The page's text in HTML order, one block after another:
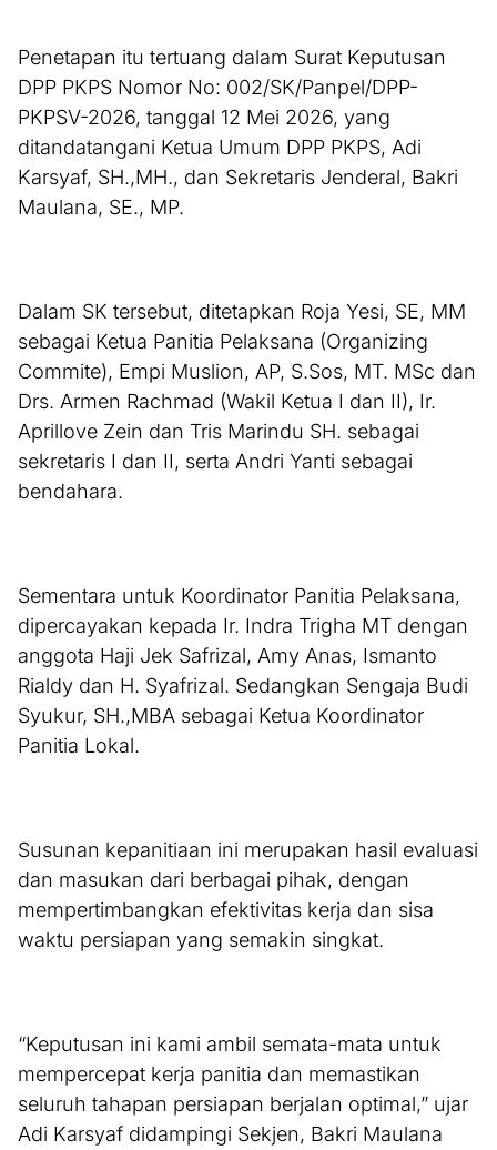
Penetapan itu tertuang dalam Surat Keputusan
DPP PKPS Nomor No: 002/SK/Panpel/DPP-
PKPSV-2026, tanggal 12 Mei 2026, yang
ditandatangani Ketua Umum DPP PKPS, Adi
Karsyaf, SH.,MH., dan Sekretaris Jenderal, Bakri
Maulana, SE., MP.
Dalam SK tersebut, ditetapkan Roja Yesi, SE, MM
sebagai Ketua Panitia Pelaksana (Organizing
Commite), Empi Muslion, AP, S.Sos, MT. MSc dan
Drs. Armen Rachmad (Wakil Ketua I dan II), Ir.
Aprillove Zein dan Tris Marindu SH. sebagai
sekretaris I dan II, serta Andri Yanti sebagai
bendahara.
Sementara untuk Koordinator Panitia Pelaksana,
dipercayakan kepada Ir. Indra Trigha MT dengan
anggota Haji Jek Safrizal, Amy Anas, Ismanto
Rialdy dan H. Syafrizal. Sedangkan Sengaja Budi
Syukur, SH.,MBA sebagai Ketua Koordinator
Panitia Lokal.
Susunan kepanitiaan ini merupakan hasil evaluasi
dan masukan dari berbagai pihak, dengan
mempertimbangkan efektivitas kerja dan sisa
waktu persiapan yang semakin singkat.
“Keputusan ini kami ambil semata-mata untuk
mempercepat kerja panitia dan memastikan
seluruh tahapan persiapan berjalan optimal,” ujar
Adi Karsyaf didampingi Sekjen, Bakri Maulana